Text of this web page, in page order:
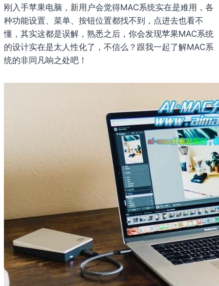
刚入手苹果电脑，新用户会觉得MAC系统实在是难用，各
种功能设置、菜单、按钮位置都找不到，点进去也看不
懂，其实这都是误解，熟悉之后，你会发现苹果MAC系统
的设计实在是太人性化了，不信么？跟我一起了解MAC系
统的非同凡响之处吧！